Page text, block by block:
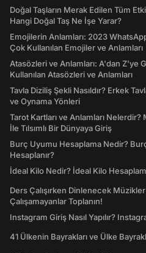
Doğal Taşların Merak Edilen Tüm
Hangi Doğal Taş Ne İşe Yarar?
Emojilerin Anlamları: 2023
Çok Kullanılan Emojiler ve Anlamları
Atasözleri ve Anlamları: A'dan Z'ye
Kullanılan Atasözleri ve Anlamları
Tavla Diziliş Şekli Nasıldır? Erkek
ve Oynama Yönleri
Tarot Kartları ve Anlamları
İle Tılsımlı Bir Dünyaya Giriş
Burç Uyumu Hesaplama Nedir?
Hesaplanır?
İdeal Kilo Nedir? İdeal Kilo
Ders Çalışırken Dinlenecek
Çalışamayanlar Toplanın!
Instagram Giriş Nasıl Yapılır?
41 Ülkenin Bayrakları ve Ülke